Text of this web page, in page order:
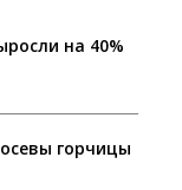
на 40%
горчицы